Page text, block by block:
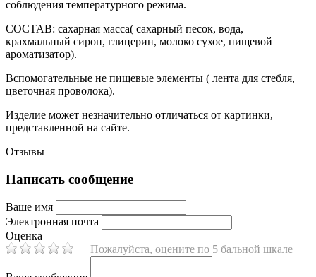
соблюдения температурного режима.
СОСТАВ: сахарная масса( сахарный песок, вода,
крахмальный сироп, глицерин, молоко сухое, пищевой
ароматизатор).
Вспомогательные не пищевые элементы ( лента для стебля,
цветочная проволока).
Изделие может незначительно отличаться от картинки,
представленной на сайте.
Отзывы
Написать сообщение
Ваше имя
Электронная почта
Оценка
Пожалуйста, оцените по 5 бальной шкале